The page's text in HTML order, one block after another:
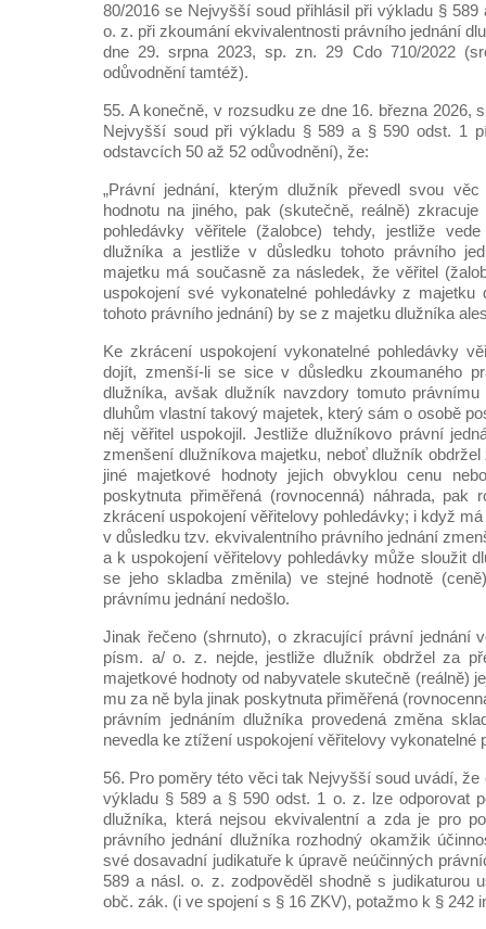
80/2016 se Nejvyšší soud přihlásil při výkladu §
o. z. při zkoumání ekvivalentnosti právního jednání
dne 29. srpna 2023, sp. zn. 29 Cdo 710/2022
odůvodnění tamtéž).
55. A konečně, v rozsudku ze dne 16. března 2026,
Nejvyšší soud při výkladu § 589 a § 590 odst. 1
odstavcích 50 až 52 odůvodnění), že:
„Právní jednání, kterým dlužník převedl svou věc
hodnotu na jiného, pak (skutečně, reálně) zkracuje
pohledávky věřitele (žalobce) tehdy, jestliže
dlužníka a jestliže v důsledku tohoto právního
majetku má současně za následek, že věřitel
uspokojení své vykonatelné pohledávky z majetku
tohoto právního jednání) by se z majetku dlužníka
Ke zkrácení uspokojení vykonatelné pohledávky
dojít, zmenší-li se sice v důsledku zkoumaného
dlužníka, avšak dlužník navzdory tomuto
dluhům vlastní takový majetek, který sám o osobě
něj věřitel uspokojil. Jestliže dlužníkovo právní
zmenšení dlužníkova majetku, neboť dlužník
jiné majetkové hodnoty jejich obvyklou cenu
poskytnuta přiměřená (rovnocenná) náhrada, pak
zkrácení uspokojení věřitelovy pohledávky; i když
v důsledku tzv. ekvivalentního právního jednání
a k uspokojení věřitelovy pohledávky může sloužit
se jeho skladba změnila) ve stejné hodnotě
právnímu jednání nedošlo.
Jinak řečeno (shrnuto), o zkracující právní jednání
písm. a/ o. z. nejde, jestliže dlužník obdržel za
majetkové hodnoty od nabyvatele skutečně (reálně)
mu za ně byla jinak poskytnuta přiměřená
právním jednáním dlužníka provedená změna
nevedla ke ztížení uspokojení věřitelovy vykonatelné
56. Pro poměry této věci tak Nejvyšší soud uvádí,
výkladu § 589 a § 590 odst. 1 o. z. lze odporovat
dlužníka, která nejsou ekvivalentní a zda je pro
právního jednání dlužníka rozhodný okamžik
své dosavadní judikatuře k úpravě neúčinných
589 a násl. o. z. zodpověděl shodně s judikaturou
obč. zák. (i ve spojení s § 16 ZKV), potažmo k § 242